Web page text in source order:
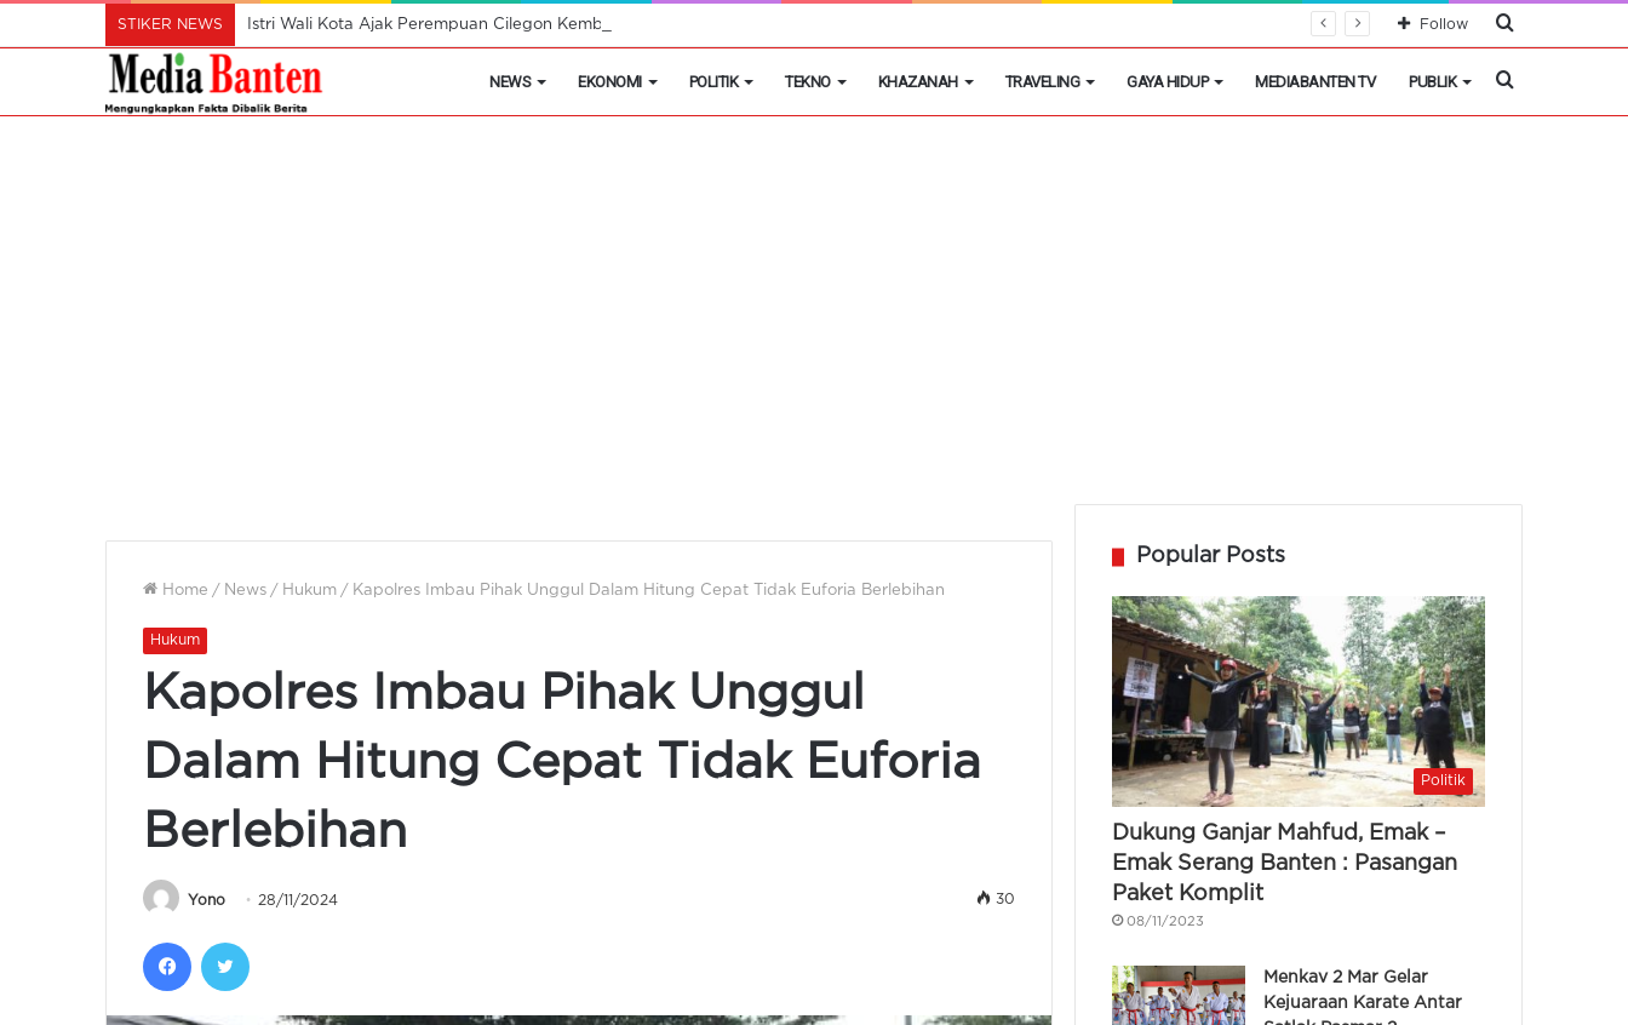
STIKER NEWS Istri Wali Kota Ajak Perempuan Cilegon Kembangkan Hobi Sebagai Peluang Usaha Cari
Follow
NEWS EKONOMI POLITIK TEKNO KHAZANAH TRAVELING GAYA HIDUP MEDIABANTEN TV PUBLIK Cari
Home / News / Hukum / Kapolres Imbau Pihak Unggul Dalam Hitung Cepat Tidak Euforia Berlebihan
Hukum
Kapolres Imbau Pihak Unggul
Dalam Hitung Cepat Tidak Euforia
Berlebihan
Yono 28/11/2024 30
Facebook
Popular Posts
Politik
Dukung Ganjar Mahfud, Emak –
Emak Serang Banten : Pasangan
Paket Komplit
08/11/2023
Menkav 2 Mar Gelar
Kejuaraan Karate Antar